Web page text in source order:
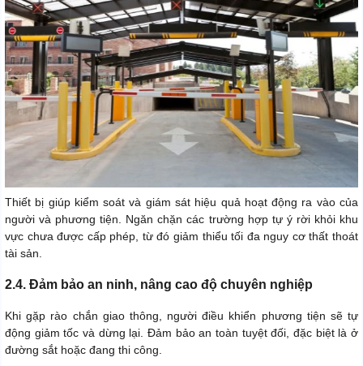
Thiết bị giúp kiểm soát và giám sát hiệu quả hoạt động ra vào của
người và phương tiện. Ngăn chặn các trường hợp tự ý rời khỏi khu
vực chưa được cấp phép, từ đó giảm thiểu tối đa nguy cơ thất thoát
tài sản.
2.4. Đảm bảo an ninh, nâng cao độ chuyên nghiệp
Khi gặp rào chắn giao thông, người điều khiển phương tiện sẽ tự
động giảm tốc và dừng lại. Đảm bảo an toàn tuyệt đối, đặc biệt là ở
đường sắt hoặc đang thi công.